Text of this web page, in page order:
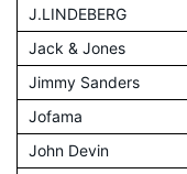
J.LINDEBERG
Jack & Jones
Jimmy Sanders
Jofama
John Devin